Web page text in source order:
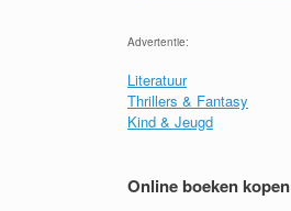
Advertentie:
Literatuur
Thrillers & Fantasy
Kind & Jeugd
Online boeken kopen